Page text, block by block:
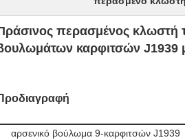
περασμένος κλωστή
καρφιτσών J1939
αρσενικό βούλωμα 9-καρφιτσών J1939